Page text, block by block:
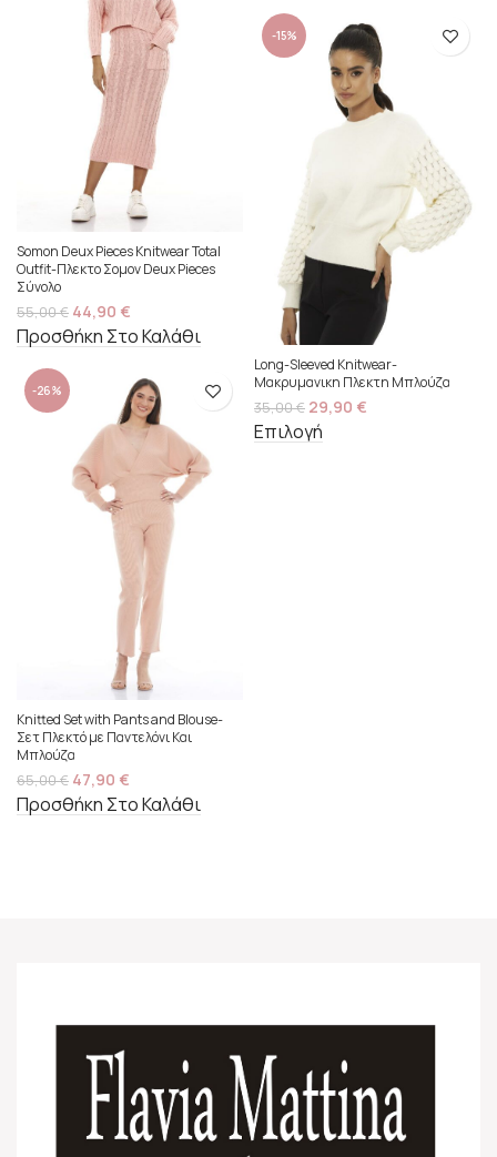
Somon Deux Pieces Knitwear Total
Outfit-Πλεκτο Σομον Deux Pieces
Σύνολο
55,00€ 44,90 €
Προσθήκη Στο Καλάθι
-15%
Long-Sleeved Knitwear-
Μακρυμανικη Πλεκτη Μπλούζα
35,00€ 29,90 €
Επιλογή
-26%
Knitted Set with Pants and Blouse-
Σετ Πλεκτό με Παντελόνι Και
Μπλούζα
65,00€ 47,90 €
Προσθήκη Στο Καλάθι